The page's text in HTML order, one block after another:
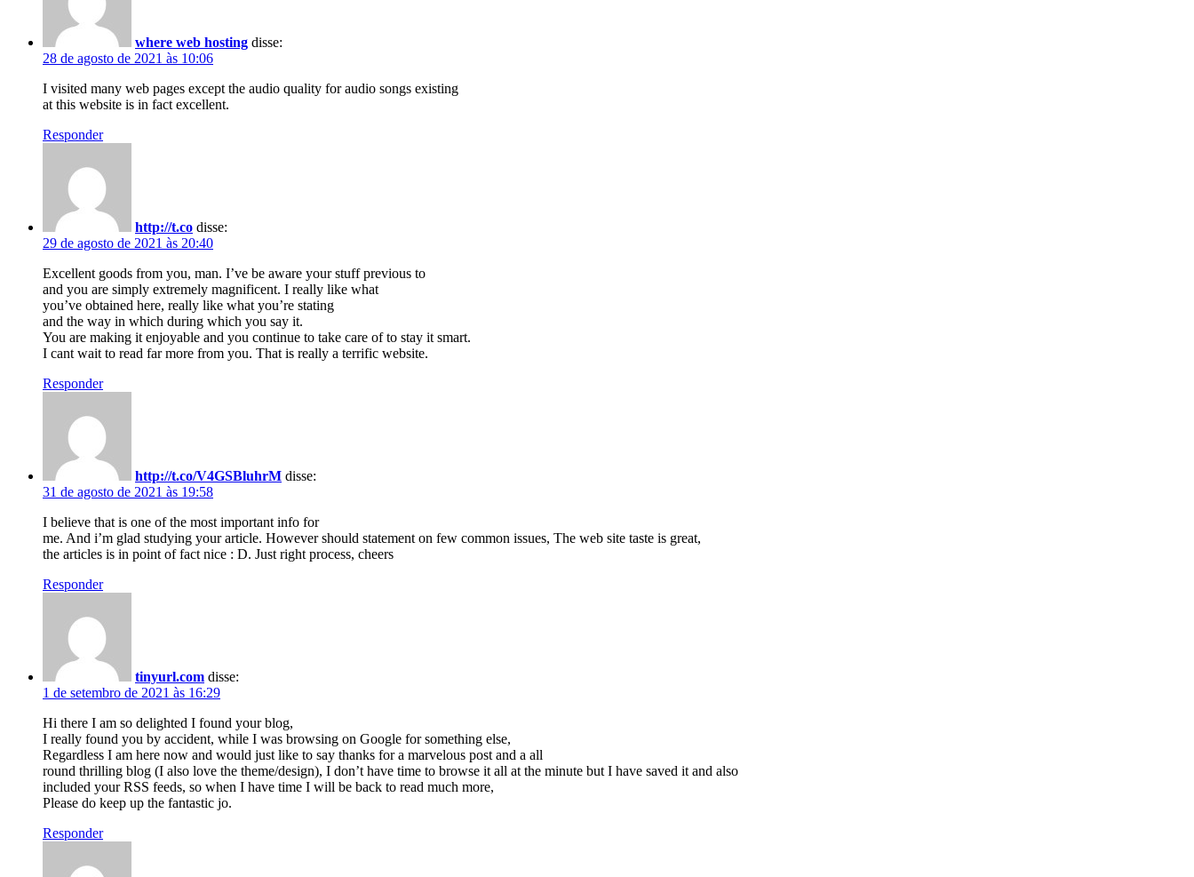
where web hosting disse:
28 de agosto de 2021 às 10:06
I visited many web pages except the audio quality for audio songs existing
at this website is in fact excellent.
Responder
http://t.co disse:
29 de agosto de 2021 às 20:40
Excellent goods from you, man. I’ve be aware your stuff previous to
and you are simply extremely magnificent. I really like what
you’ve obtained here, really like what you’re stating
and the way in which during which you say it.
You are making it enjoyable and you continue to take care of to stay it smart.
I cant wait to read far more from you. That is really a terrific website.
Responder
http://t.co/V4GSBluhrM disse:
31 de agosto de 2021 às 19:58
I believe that is one of the most important info for
me. And i’m glad studying your article. However should statement on few common issues, The web site taste is great,
the articles is in point of fact nice : D. Just right process, cheers
Responder
tinyurl.com disse:
1 de setembro de 2021 às 16:29
Hi there I am so delighted I found your blog,
I really found you by accident, while I was browsing on Google for something else,
Regardless I am here now and would just like to say thanks for a marvelous post and a all
round thrilling blog (I also love the theme/design), I don’t have time to browse it all at the minute but I have saved it and also
included your RSS feeds, so when I have time I will be back to read much more,
Please do keep up the fantastic jo.
Responder